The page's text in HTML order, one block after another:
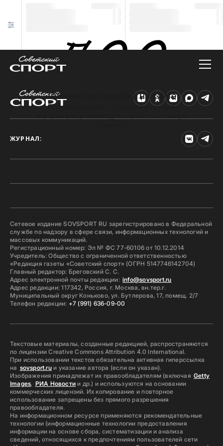
Техническая ошибка на сайте
Произошла ошибка. Чтобы найти нужную
ЖУРНАЛ:
Сетевое издание SOVSPORT RU зарегистрировано в Федеральной
службе по надзору в сфере связи, информационных технологий и
массовых коммуникаций.
Регистрационный номер: Эл № ФС 77-60106 от 10.12.2014
Учредитель: Общество с ограниченной ответственностью
«Редакция газеты «Советский спорт» (ОГРН 5147746142704)
Главный редактор: Бреговский С. С.
Адрес электронной почты редакции: info@sovsport.ru
Адрес редакции: 117342, Россия, г. Москва, вн.тер.г.
Муниципальный округ Коньково, ул. Бутлерова, 17, помещ. 2/7
Телефон редакции: +7 (991) 636-09-00
Текстовые материалы, созданные редакцией, распространяются
по лицензии Creative Commons Attribution 4.0 International.
При использовании текстов обязательна активная гиперссылка
на sovsport.ruи указание автора (если он указан).
Изображения принадлежат их правообладателям (включая Getty
Images, РИА Новостии др.) и используются на основании
коммерческих лицензий. Их копирование и повторное
использование запрещены без прямого разрешения
правообладателя.
На информационном ресурсе применяются рекомендательные
технологии (информационные технологии предоставления
информации на основе сбора, систематизации и анализа
сведений, относящихся к предпочтениям пользователей сети